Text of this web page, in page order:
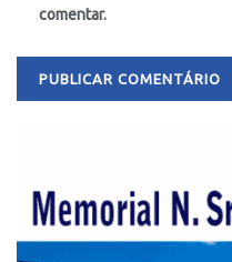
comentar.